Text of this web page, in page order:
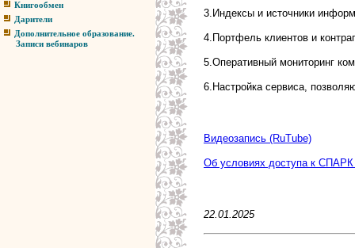
Книгообмен
Дарители
Дополнительное образование.
Записи вебинаров
3.Индексы и источники
4.Портфель клиентов и
5.Оперативный мониторинг
6.Настройка сервиса,
Видеозапись (RuTube)
Об условиях доступа к СПАРК
22.01.2025